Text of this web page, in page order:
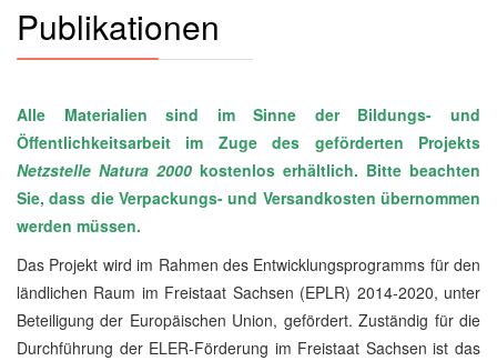
Publikationen
Alle Materialien sind im Sinne der Bildungs- und
Öffentlichkeitsarbeit im Zuge des geförderten Projekts
Netzstelle Natura 2000 kostenlos erhältlich. Bitte beachten
Sie, dass die Verpackungs- und Versandkosten übernommen
werden müssen.
Das Projekt wird im Rahmen des Entwicklungsprogramms für den
ländlichen Raum im Freistaat Sachsen (EPLR) 2014-2020, unter
Beteiligung der Europäischen Union, gefördert. Zuständig für die
Durchführung der ELER-Förderung im Freistaat Sachsen ist das